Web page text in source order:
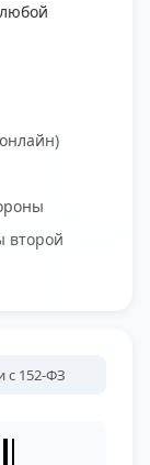
второй
с 152-ФЗ